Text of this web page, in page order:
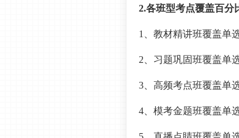
2.各班型考点覆盖百分
1、教材精讲班覆盖单
2、习题巩固班覆盖单
3、高频考点班覆盖单
4、模考金题班覆盖单